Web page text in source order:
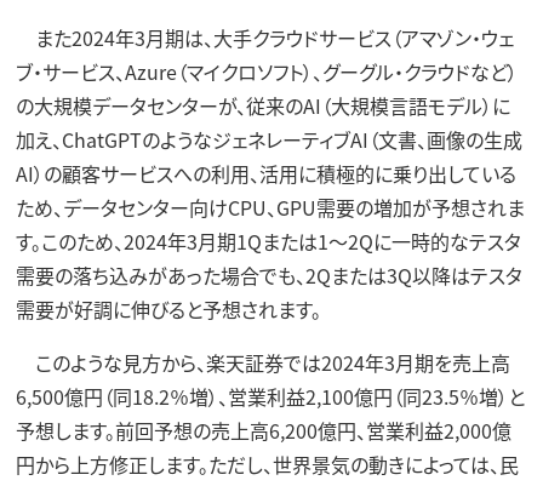
また2024年3月期は、大手クラウドサービス（アマゾン・ウェ
ブ・サービス、Azure（マイクロソフト）、グーグル・クラウドなど）
の大規模データセンターが、従来のAI（大規模言語モデル）に
加え、ChatGPTのようなジェネレーティブAI（文書、画像の生成
AI）の顧客サービスへの利用、活用に積極的に乗り出している
ため、データセンター向けCPU、GPU需要の増加が予想されま
す。このため、2024年3月期1Qまたは1～2Qに一時的なテスタ
需要の落ち込みがあった場合でも、2Qまたは3Q以降はテスタ
需要が好調に伸びると予想されます。
このような見方から、楽天証券では2024年3月期を売上高
6,500億円（同18.2％増）、営業利益2,100億円（同23.5％増）と
予想します。前回予想の売上高6,200億円、営業利益2,000億
円から上方修正します。ただし、世界景気の動きによっては、民